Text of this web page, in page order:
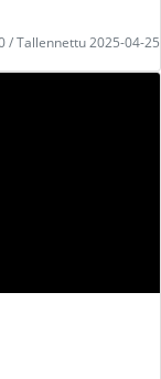
/ Tallennettu 2025-04-25